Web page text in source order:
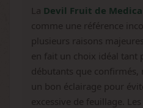
La Devil Fruit de
comme une référence
plusieurs raisons
en fait un choix idéal tant
débutants que
un bon éclairage pour
excessive de feuillage.